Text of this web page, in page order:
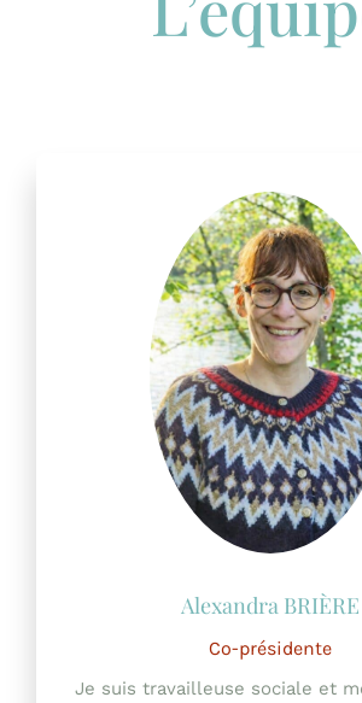
Co-présidente
Je suis travailleuse sociale et